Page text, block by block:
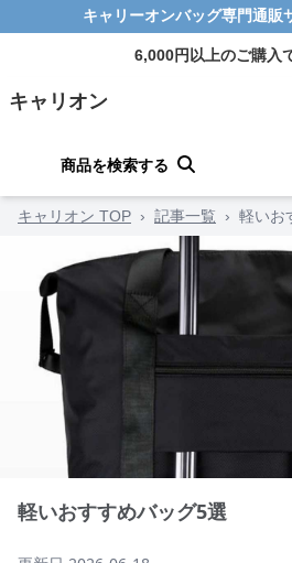
キャリーオンバッグ専門通販
6,000円以上のご購入
キャリオン
商品を検索する
キャリオン TOP › 記事一覧 › 軽いお
軽いおすすめバッグ5選